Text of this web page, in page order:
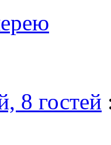
8 гостей